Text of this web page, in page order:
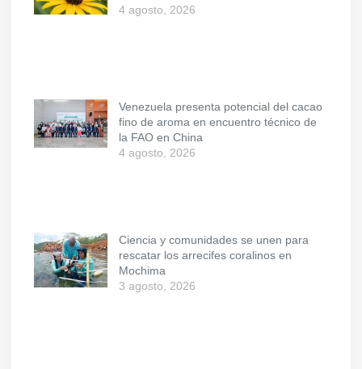
4 agosto, 2026
Venezuela presenta potencial del cacao
fino de aroma en encuentro técnico de
la FAO en China
4 agosto, 2026
Ciencia y comunidades se unen para
rescatar los arrecifes coralinos en
Mochima
3 agosto, 2026